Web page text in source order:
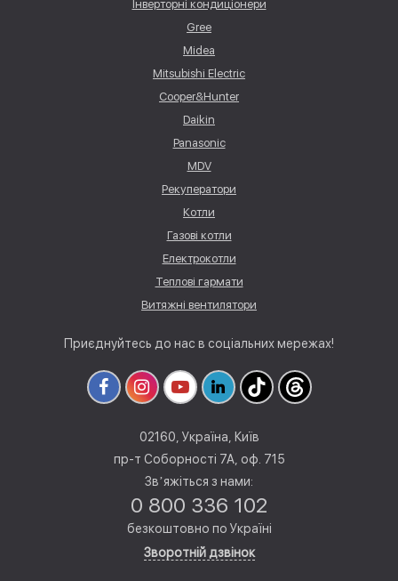
Інверторні кондиціонери
Gree
Midea
Mitsubishi Electric
Cooper&Hunter
Daikin
Panasonic
MDV
Рекуператори
Котли
Газові котли
Електрокотли
Теплові гармати
Витяжні вентилятори
Приєднуйтесь до нас в соціальних мережах!
02160, Україна, Київ
пр-т Соборності 7А, оф. 715
Звʼяжіться з нами:
0 800 336 102
безкоштовно по Україні
Зворотній дзвінок